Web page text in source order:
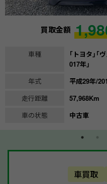
買取金額
車種
｢トヨタ｣｢
017年｣
年式
平成29年/
走行距離
57,968Km
車の状態
中古車
車買取